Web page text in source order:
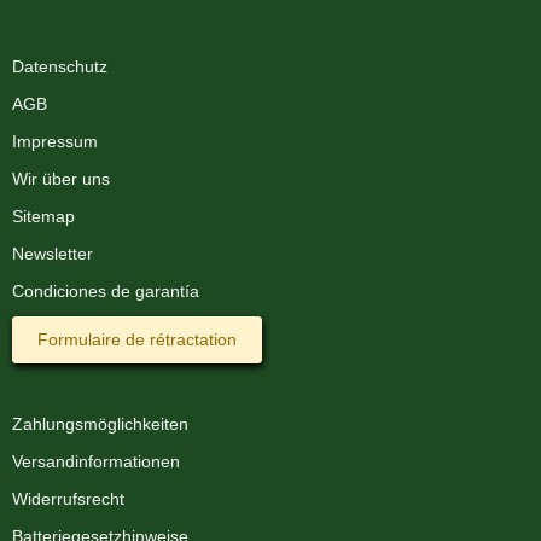
Datenschutz
AGB
Impressum
Wir über uns
Sitemap
Newsletter
Condiciones de garantía
Formulaire de rétractation
Zahlungsmöglichkeiten
Versandinformationen
Widerrufsrecht
Batteriegesetzhinweise